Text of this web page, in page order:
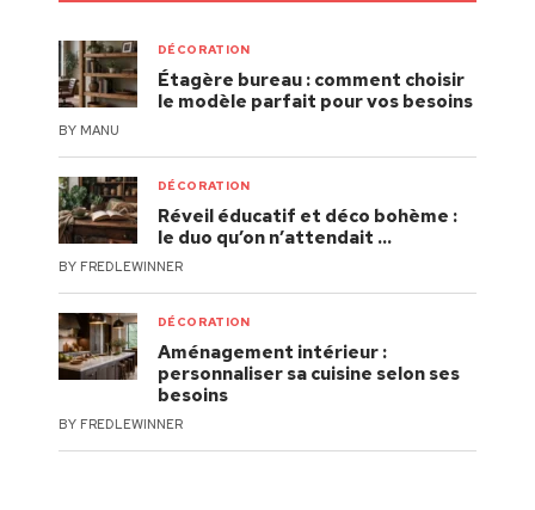
DÉCORATION
Étagère bureau : comment choisir
le modèle parfait pour vos besoins
BY MANU
DÉCORATION
Réveil éducatif et déco bohème :
le duo qu’on n’attendait …
BY FREDLEWINNER
DÉCORATION
Aménagement intérieur :
personnaliser sa cuisine selon ses
besoins
BY FREDLEWINNER